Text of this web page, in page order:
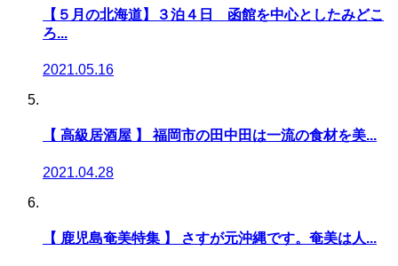
【５月の北海道】３泊４日 函館を中心としたみどこ
ろ...
2021.05.16
【 高級居酒屋 】 福岡市の田中田は一流の食材を美...
2021.04.28
【 鹿児島奄美特集 】 さすが元沖縄です。奄美は人...